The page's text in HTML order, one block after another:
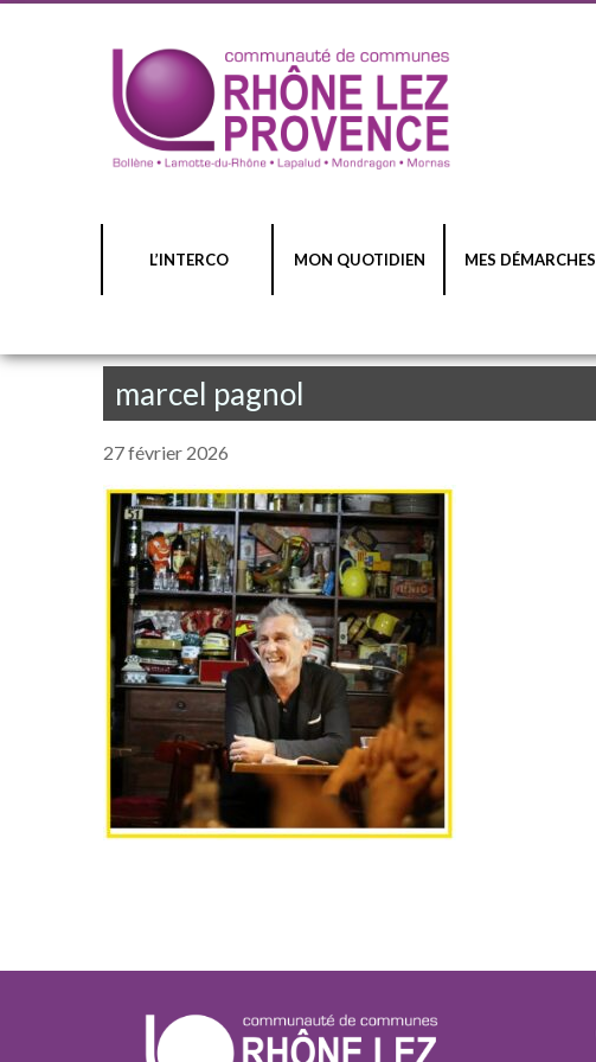
L’INTERCO MON QUOTIDIEN MES DÉMARCHES
marcel pagnol
27 février 2026